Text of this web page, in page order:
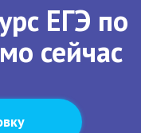
ЕГЭ по
сейчас